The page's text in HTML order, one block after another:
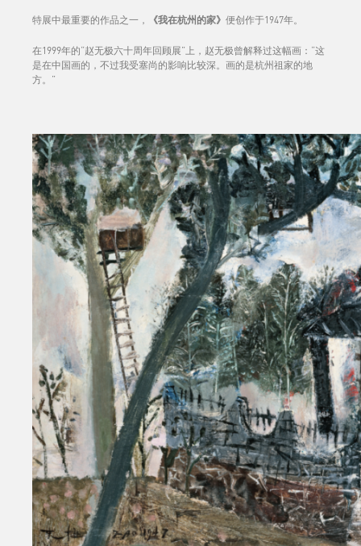
特展中最重要的作品之一， 《我在杭州的家》 便创作于1947年。
在1999年的“赵无极六十周年回顾展”上，赵无极曾解释过这幅画：“这
是在中国画的，不过我受塞尚的影响比较深。画的是杭州祖家的地
方。”